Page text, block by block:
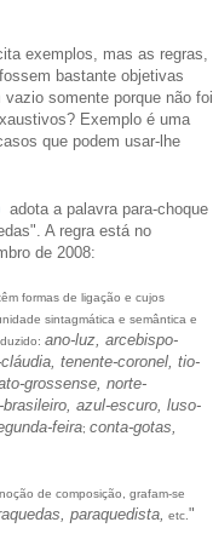
exemplos, mas as regras,
bastante objetivas
somente porque não foi
Exemplo é uma
que podem usar-lhe
adota a palavra para-choque
A regra está no
de 2008:
formas de ligação e cujos
sintagmática e semântica e
ano-luz, arcebispo-
tenente-coronel, tio-
grossense, norte-
azul-escuro, luso-
feira; conta-gotas,
de composição, grafam-se
paraquedista, etc. "